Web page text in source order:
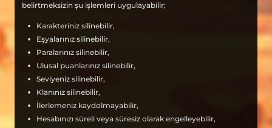
belirtmeksizin şu işlemleri uygulayabilir;
Karakteriniz silinebilir,
Eşyalarınız silinebilir,
Paralarınız silinebilir,
Ulusal puanlarınız silinebilir,
Seviyeniz silinebilir,
Klanınız silinebilir,
İlerlemeniz kaydolmayabilir,
Hesabınızı süreli veya süresiz olarak engelleyebilir,